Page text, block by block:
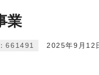
業
2025年9月12
661491